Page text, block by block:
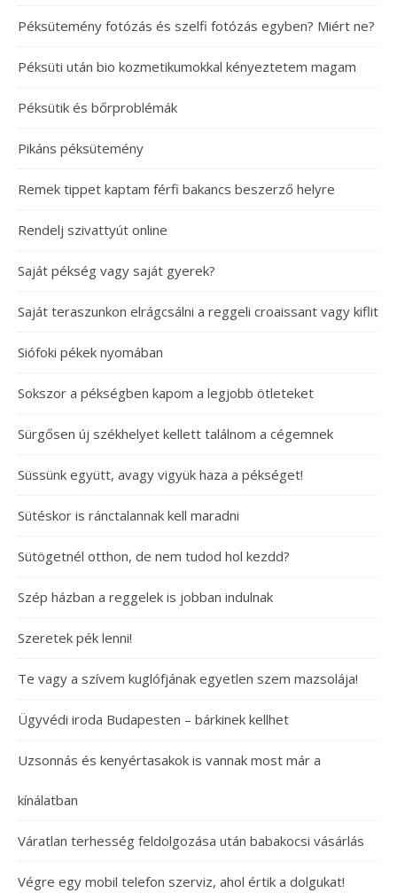
Péksütemény fotózás és szelfi fotózás egyben? Miért ne?
Péksüti után bio kozmetikumokkal kényeztetem magam
Péksütik és bőrproblémák
Pikáns péksütemény
Remek tippet kaptam férfi bakancs beszerző helyre
Rendelj szivattyút online
Saját pékség vagy saját gyerek?
Saját teraszunkon elrágcsálni a reggeli croaissant vagy kiflit
Siófoki pékek nyomában
Sokszor a pékségben kapom a legjobb ötleteket
Sürgősen új székhelyet kellett találnom a cégemnek
Süssünk együtt, avagy vigyük haza a pékséget!
Sütéskor is ránctalannak kell maradni
Sütögetnél otthon, de nem tudod hol kezdd?
Szép házban a reggelek is jobban indulnak
Szeretek pék lenni!
Te vagy a szívem kuglófjának egyetlen szem mazsolája!
Ügyvédi iroda Budapesten – bárkinek kellhet
Uzsonnás és kenyértasakok is vannak most már a
kínálatban
Váratlan terhesség feldolgozása után babakocsi vásárlás
Végre egy mobil telefon szerviz, ahol értik a dolgukat!